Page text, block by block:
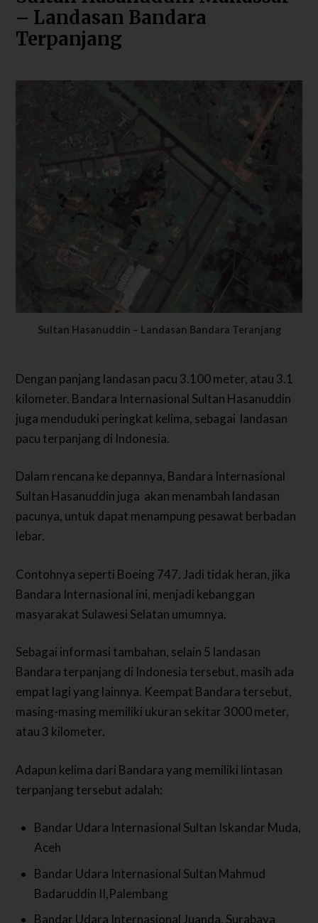
– Landasan Bandara
Terpanjang
Sultan Hasanuddin – Landasan Bandara Teranjang
Dengan panjang landasan pacu 3.100 meter, atau 3.1
kilometer. Bandara Internasional Sultan Hasanuddin
juga menduduki peringkat kelima, sebagai landasan
pacu terpanjang di Indonesia.
Dalam rencana ke depannya, Bandara Internasional
Sultan Hasanuddin juga akan menambah landasan
pacunya, untuk dapat menampung pesawat berbadan
lebar.
Contohnya seperti Boeing 747. Jadi tidak heran, jika
Bandara Internasional ini, menjadi kebanggan
masyarakat Sulawesi Selatan umumnya.
Sebagai informasi tambahan, selain 5 landasan
Bandara terpanjang di Indonesia tersebut, masih ada
empat lagi yang lainnya. Keempat Bandara tersebut,
masing-masing memiliki ukuran sekitar 3000 meter,
atau 3 kilometer.
Adapun kelima dari Bandara yang memiliki lintasan
terpanjang tersebut adalah:
Bandar Udara Internasional Sultan Iskandar Muda,
Aceh
Bandar Udara Internasional Sultan Mahmud
Badaruddin II,Palembang
Bandar Udara Internasional Juanda, Surabaya